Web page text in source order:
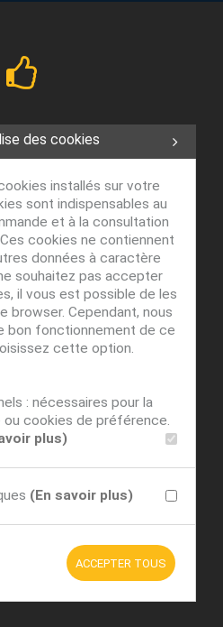
des cookies
installés sur votre
sont indispensables au
et à la consultation
cookies ne contiennent
données à caractère
souhaitez pas accepter
il vous est possible de les
browser. Cependant, nous
bon fonctionnement de ce
cette option.
: nécessaires pour la
ou cookies de préférence.
plus)
(En savoir plus)
ACCEPTER TOUS